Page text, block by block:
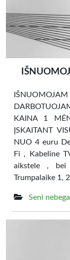
KAINA 1
ĮSKAITANT
NUO 4 euru
Fi , Kabeline
aikstele , bei
Trumpalaike 1,
Seni